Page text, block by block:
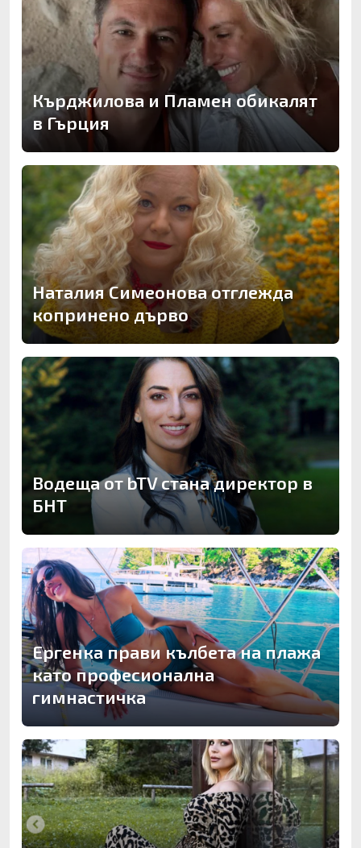
Кърджилова и Пламен обикалят
в Гърция
Наталия Симеонова отглежда
копринено дърво
Водеща от bTV стана директор в
БНТ
Ергенка прави кълбета на плажа
като професионална
гимнастичка